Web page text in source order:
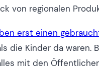
von regionalen
erst einen
die Kinder da waren.
mit den